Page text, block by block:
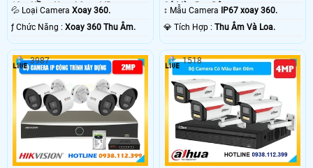
10m Hồng Ngoại Smart IR.
💦 Loại Camera Xoay 360.
️ƒ Chức Năng : Xoay 360 Thu Âm.
Có Màu Ban Ðêm.
↕️ Mẫu Camera
IP67 xoay 360.
️💎 Tích Hợp :Thu Âm Và Loa.
3987 1518